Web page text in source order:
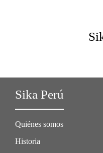
Sika Perú
Quiénes somos
Historia